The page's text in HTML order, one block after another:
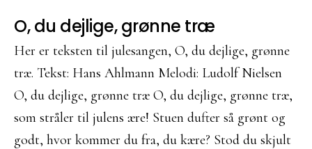
O, du dejlige, grønne træ
Her er teksten til julesangen, O, du dejlige, grønne
træ. Tekst: Hans Ahlmann Melodi: Ludolf Nielsen
O, du dejlige, grønne træ O, du dejlige, grønne træ,
som stråler til julens ære! Stuen dufter så grønt og
godt, hvor kommer du fra, du kære? Stod du skjult